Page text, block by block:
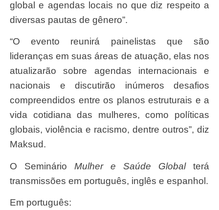
global e agendas locais no que diz respeito a
diversas pautas de gênero”.
“O evento reunirá painelistas que são
lideranças em suas áreas de atuação, elas nos
atualizarão sobre agendas internacionais e
nacionais e discutirão inúmeros desafios
compreendidos entre os planos estruturais e a
vida cotidiana das mulheres, como políticas
globais, violência e racismo, dentre outros”, diz
Maksud.
O Seminário Mulher e Saúde Globalterá
transmissões em português, inglês e espanhol.
Em português: